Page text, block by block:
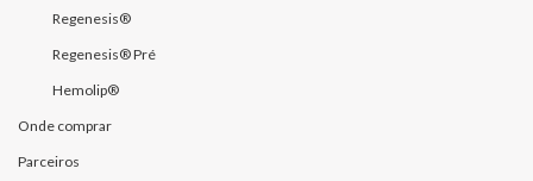
Regenesis®
Regenesis® Pré
Hemolip®
Onde comprar
Parceiros